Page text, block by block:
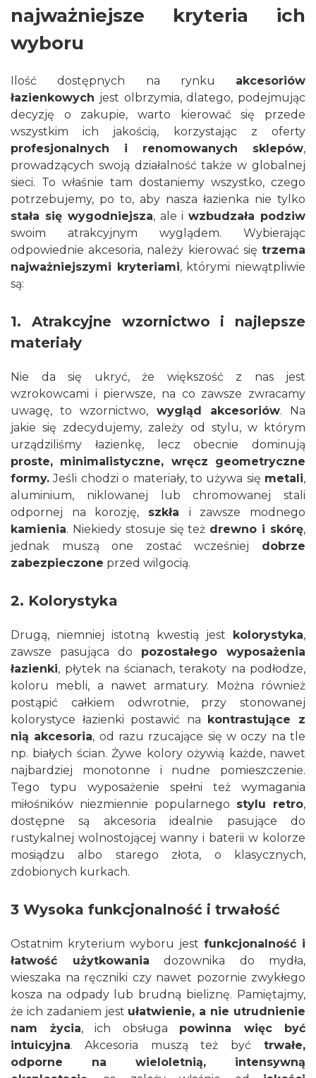
najważniejsze kryteria ich
wyboru
Ilość dostępnych na rynku akcesoriów
łazienkowych jest olbrzymia, dlatego, podejmując
decyzję o zakupie, warto kierować się przede
wszystkim ich jakością, korzystając z oferty
profesjonalnych i renomowanych sklepów,
prowadzących swoją działalność także w globalnej
sieci. To właśnie tam dostaniemy wszystko, czego
potrzebujemy, po to, aby nasza łazienka nie tylko
stała się wygodniejsza, ale iwzbudzała podziw
swoim atrakcyjnym wyglądem. Wybierając
odpowiednie akcesoria, należy kierować się trzema
najważniejszymi kryteriami, którymi niewątpliwie
są:
1. Atrakcyjne wzornictwo i najlepsze
materiały
Nie da się ukryć, że większość z nas jest
wzrokowcami i pierwsze, na co zawsze zwracamy
uwagę, to wzornictwo, wygląd akcesoriów. Na
jakie się zdecydujemy, zależy od stylu, w którym
urządziliśmy łazienkę, lecz obecnie dominują
proste, minimalistyczne, wręcz geometryczne
formy. Jeśli chodzi o materiały, to używa się metali,
aluminium, niklowanej lub chromowanej stali
odpornej na korozję, szkła i zawsze modnego
kamienia. Niekiedy stosuje się też drewno i skórę,
jednak muszą one zostać wcześniej dobrze
zabezpieczone przed wilgocią.
2. Kolorystyka
Drugą, niemniej istotną kwestią jest kolorystyka,
zawsze pasująca do pozostałego wyposażenia
łazienki, płytek na ścianach, terakoty na podłodze,
koloru mebli, a nawet armatury. Można również
postąpić całkiem odwrotnie, przy stonowanej
kolorystyce łazienki postawić na kontrastujące z
nią akcesoria, od razu rzucające się w oczy na tle
np. białych ścian. Żywe kolory ożywią każde, nawet
najbardziej monotonne i nudne pomieszczenie.
Tego typu wyposażenie spełni też wymagania
miłośników niezmiennie popularnego stylu retro,
dostępne są akcesoria idealnie pasujące do
rustykalnej wolnostojącej wanny i baterii w kolorze
mosiądzu albo starego złota, o klasycznych,
zdobionych kurkach.
3 Wysoka funkcjonalność i trwałość
Ostatnim kryterium wyboru jest funkcjonalność i
łatwość użytkowania dozownika do mydła,
wieszaka na ręczniki czy nawet pozornie zwykłego
kosza na odpady lub brudną bieliznę. Pamiętajmy,
że ich zadaniem jest ułatwienie, a nie utrudnienie
nam życia, ich obsługa powinna więc być
intuicyjna. Akcesoria muszą też byćtrwałe,
odporne na wieloletnią, intensywną